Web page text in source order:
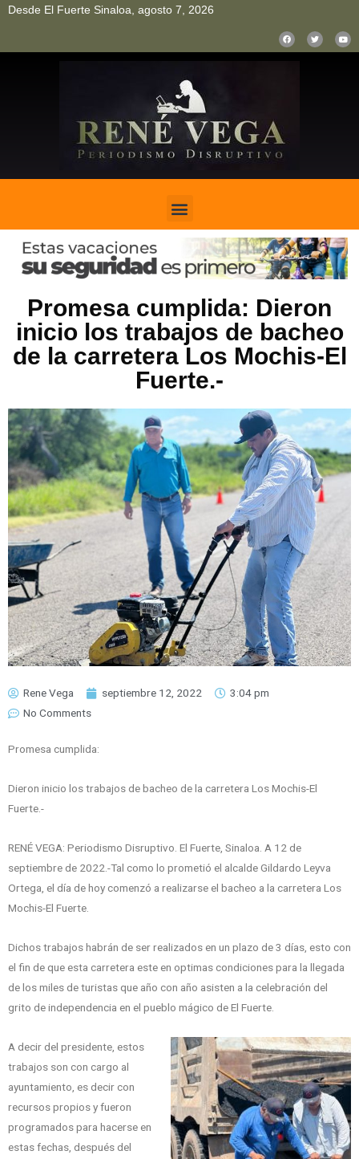
Desde El Fuerte Sinaloa, agosto 7, 2026
Promesa cumplida: Dieron
inicio los trabajos de bacheo
de la carretera Los Mochis-El
Fuerte.-
Rene Vega septiembre 12, 2022
3:04 pm
No Comments
Promesa cumplida:
Dieron inicio los trabajos de bacheo de la carretera Los Mochis-El
Fuerte.-
RENÉ VEGA: Periodismo Disruptivo. El Fuerte, Sinaloa. A 12 de
septiembre de 2022.-Tal como lo prometió el alcalde Gildardo Leyva
Ortega, el día de hoy comenzó a realizarse el bacheo a la carretera Los
Mochis-El Fuerte.
Dichos trabajos habrán de ser realizados en un plazo de 3 días, esto con
el fin de que esta carretera este en optimas condiciones para la llegada
de los miles de turistas que año con año asisten a la celebración del
grito de independencia en el pueblo mágico de El Fuerte.
A decir del presidente, estos
trabajos son con cargo al
ayuntamiento, es decir con
recursos propios y fueron
programados para hacerse en
estas fechas, después del